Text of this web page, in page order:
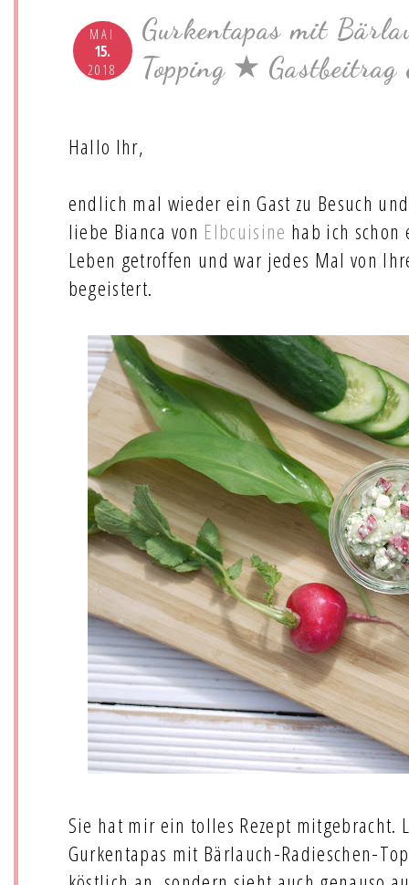
MAI
15.
2018
Gurkentapas mit
Topping ★ Gastbeitrag
Hallo Ihr,
endlich mal wieder ein Gast zu Besuch
liebe Bianca von Elbcuisine hab ich
Leben getroffen und war jedes Mal von
begeistert.
Sie hat mir ein tolles Rezept mitgebracht.
Gurkentapas mit Bärlauch-Radieschen-